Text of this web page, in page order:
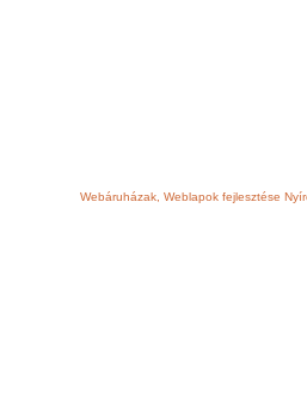
Webáruházak, Weblapok fejlesztése